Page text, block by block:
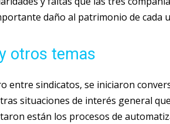
daño al patrimonio de cada
otros temas
entre sindicatos, se iniciaron
situaciones de interés general
están los procesos de